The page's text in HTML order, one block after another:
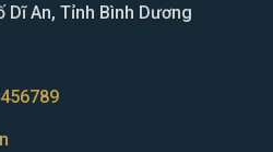
Dĩ An, Tỉnh Bình Dương